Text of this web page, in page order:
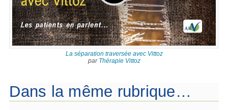
La séparation traversée avec Vittoz
par Thérapie Vittoz
Dans la même rubrique…